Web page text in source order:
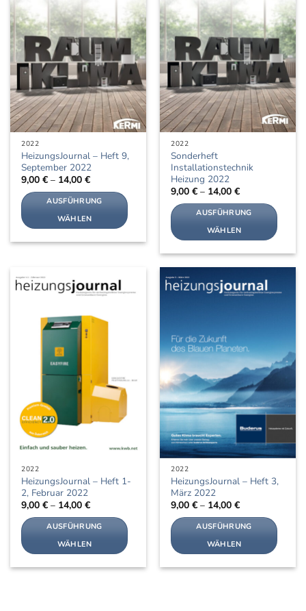
Die
Optionen
können
auf
der
Produktseite
gewählt
werden
Die
Optionen
können
auf
der
Produktseite
gewählt
werden
2022
HeizungsJournal – Heft 9,
September 2022
9,00€ – 14,00€
AUSFÜHRUNG
WÄHLEN
mehrere
Varianten
gewählt
werden
2022
Sonderheft
Installationstechnik
Heizung 2022
9,00€ – 14,00€
AUSFÜHRUNG
WÄHLEN
weist
mehrere
Die
Optionen
können
auf
der
Produktseite
gewählt
werden
2022
HeizungsJournal – Heft 1-
2, Februar 2022
9,00€ – 14,00€
AUSFÜHRUNG
WÄHLEN
2022
HeizungsJournal – Heft 3,
März 2022
9,00€ – 14,00€
AUSFÜHRUNG
WÄHLEN